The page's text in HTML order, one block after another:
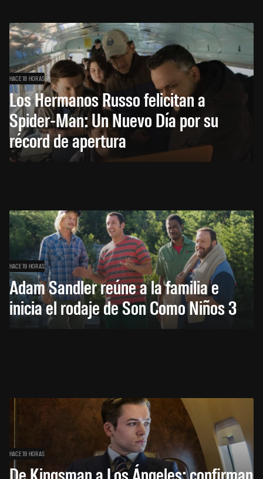
HACE 18 HORAS
Los Hermanos Russo felicitan a
Spider-Man: Un Nuevo Día por su
récord de apertura
HACE 19 HORAS
Adam Sandler reúne a la familia e
inicia el rodaje de Son Como Niños 3
HACE 19 HORAS